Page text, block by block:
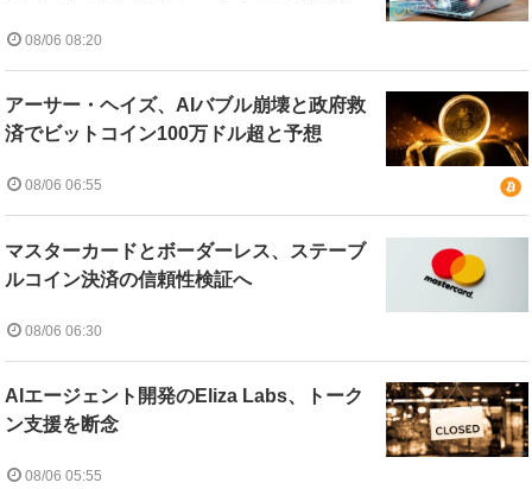
08/06 08:20
アーサー・ヘイズ、AIバブル崩壊と政府救
済でビットコイン100万ドル超と予想
08/06 06:55
マスターカードとボーダーレス、ステーブ
ルコイン決済の信頼性検証へ
08/06 06:30
AIエージェント開発のEliza Labs、トーク
ン支援を断念
08/06 05:55